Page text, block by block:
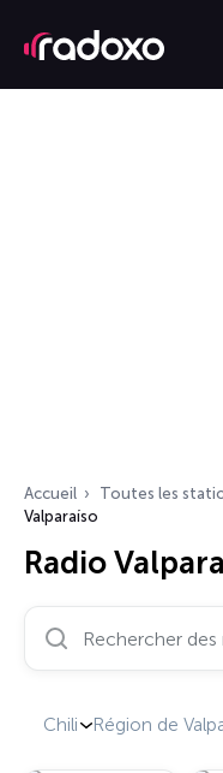
Accueil Toutes les
Valparaíso
Radio
Chili Région de